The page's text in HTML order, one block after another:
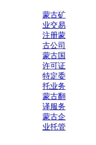
蒙古矿
业交易
注册蒙
古公司
蒙古国
许可证
特定委
托业务
蒙古翻
译服务
蒙古企
业托管